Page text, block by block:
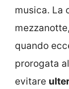
musica. La
mezzanotte,
quando
prorogata
evitare